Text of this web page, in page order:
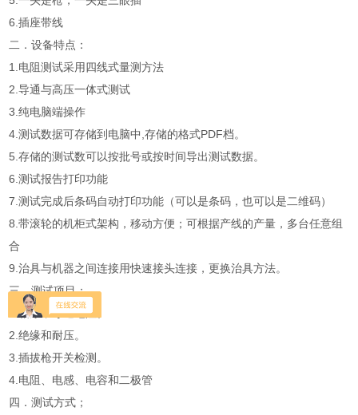
6.插座带线
二．设备特点：
1.电阻测试采用四线式量测方法
2.导通与高压一体式测试
3.纯电脑端操作
4.测试数据可存储到电脑中,存储的格式PDF档。
5.存储的测试数可以按批号或按时间导出测试数据。
6.测试报告打印功能
7.测试完成后条码自动打印功能（可以是条码，也可以是二维码）
8.带滚轮的机柜式架构，移动方便；可根据产线的产量，多台任意组
合
9.治具与机器之间连接用快速接头连接，更换治具方法。
三．测试项目：
1.相序，导通电阻。
2.绝缘和耐压。
3.插拔枪开关检测。
4.电阻、电感、电容和二极管
四．测试方式；